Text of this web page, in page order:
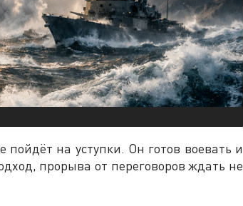
на уступки. Он готов воевать и
прорыва от переговоров ждать не